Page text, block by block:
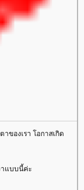
ของเรา โอกาสเกิด
าแบบนี้ค่ะ